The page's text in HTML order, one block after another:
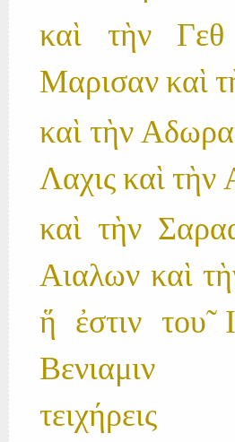
καὶ τὴν
Μαρισαν καὶ
καὶ τὴν
Λαχις καὶ τὴν
καὶ τὴν
Αιαλων καὶ
ἥ ἐστιν του̃
Βενιαμιν
τειχήρεις